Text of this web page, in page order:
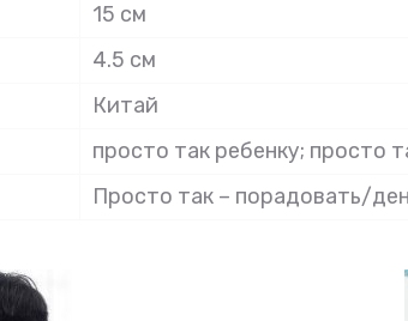
15 см
4.5 см
Китай
просто так ребенку; просто
Просто так – порадовать/